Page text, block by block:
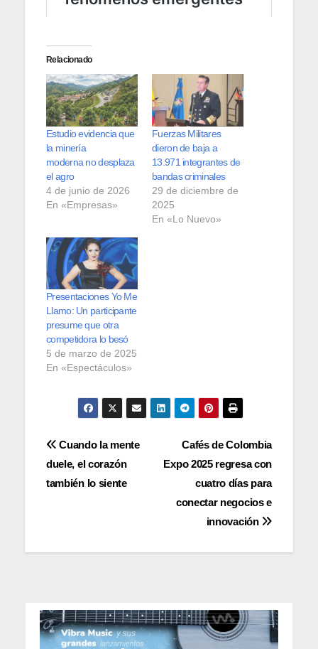
Relacionado
Estudio evidencia que
la minería
moderna no desplaza
el agro
4 de junio de 2026
En «Empresas»
Fuerzas Militares
dieron de baja a
13.971 integrantes de
bandas criminales
29 de diciembre de
2025
En «Lo Nuevo»
Presentaciones Yo Me
Llamo: Un participante
presume que otra
competidora lo besó
5 de marzo de 2025
En «Espectáculos»
Navegación
de
Cafés de Colombia
Expo 2025 regresa con
cuatro días para
conectar negocios e
innovación
Cuando la mente
duele, el corazón
también lo siente